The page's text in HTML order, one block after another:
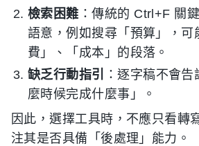
檢索困難 ：傳統的 Ctrl+F 關
語意，例如搜尋「預算」，可
費」、「成本」的段落。
缺乏行動指引
：逐字稿不會
麼時候完成什麼事」。
因此，選擇工具時，不應只看轉
注其是否具備「後處理」能力。